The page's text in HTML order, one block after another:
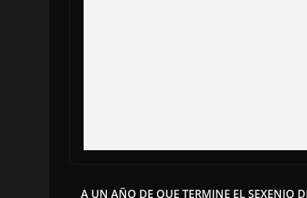
A UN AÑO DE QUE TERMINE EL SEXENIO